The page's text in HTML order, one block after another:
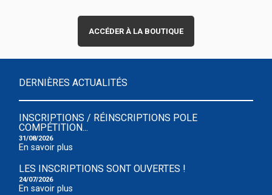
ACCÉDER À LA BOUTIQUE
DERNIÈRES ACTUALITÉS
INSCRIPTIONS / RÉINSCRIPTIONS POLE
COMPÉTITION...
31/08/2026
En savoir plus
LES INSCRIPTIONS SONT OUVERTES !
24/07/2026
En savoir plus